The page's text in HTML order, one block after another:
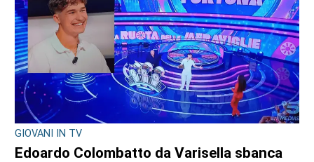
GIOVANI IN TV
Edoardo Colombatto da Varisella sbanca